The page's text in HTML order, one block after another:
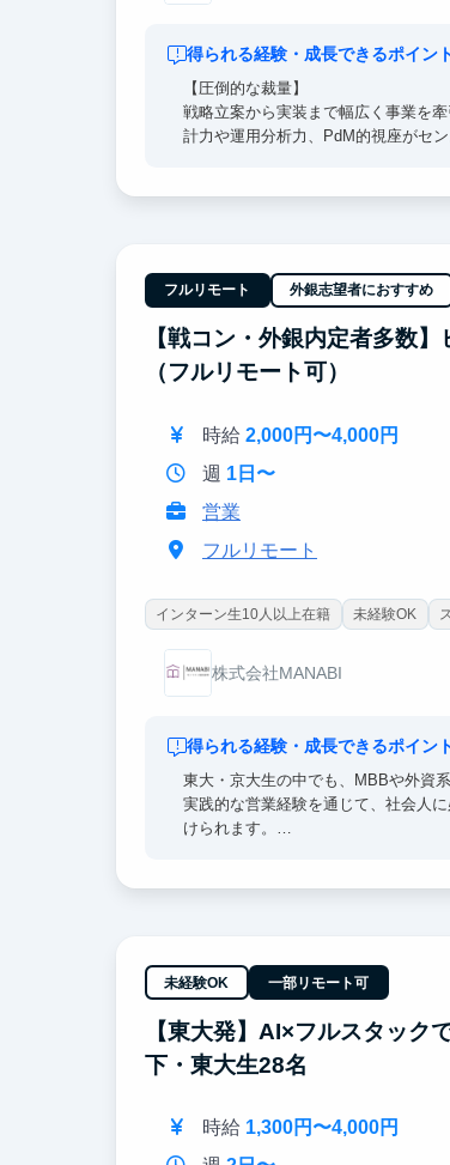
得られる経験・成長できるポイン
【圧倒的な裁量】
戦略立案から実装まで幅広く事業を
計力や運用分析力、PdM的視座がセ
【東大早慶8割】
高倍率を突破したトップ層の学生が
インターン生は戦略コンサル・外銀
フルリモート 外銀志望者におすすめ
【戦コン・外銀内定者多数
（フルリモート可）
時給 2,000円〜4,000円
週 1日〜
営業
フルリモート
インターン生10人以上在籍 未経験OK
株式会社MANABI
得られる経験・成長できるポイン
東大・京大生の中でも、MBBや外資
実践的な営業経験を通じて、社会人
けられます。
未経験OK 一部リモート可
【東大発】AI×フルスタック
下・東大生28名
時給 1,300円〜4,000円